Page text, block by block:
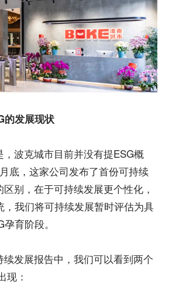
的发展现状
波克城市目前并没有提ESG概
底，这家公司发布了首份可持续
别，在于可持续发展更个性化，
，我们将可持续发展暂时评估为具
育阶段。
发展报告中，我们可以看到两个
现：